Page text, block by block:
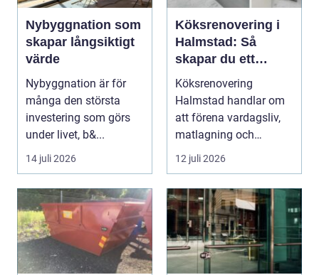
Nybyggnation som
skapar långsiktigt
värde
Nybyggnation är för
många den största
investering som görs
under livet, b&...
14 juli 2026
Köksrenovering i
Halmstad: Så
skapar du ett
funktionellt och
trivsamt kök
Köksrenovering
Halmstad handlar om
att förena vardagsliv,
matlagning och
umgänge i et...
12 juli 2026